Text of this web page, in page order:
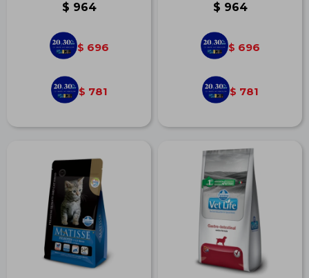
$ 964
$ 696
$ 781
$ 964
$ 696
$ 781